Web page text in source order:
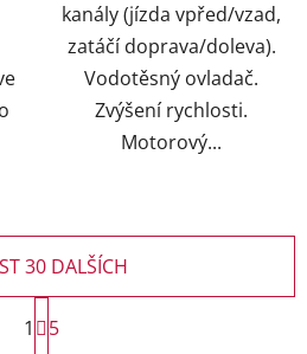
kanály (jízda vpřed/vzad,
zatáčí doprava/doleva).
Vodotěsný ovladač.
Zvýšení rychlosti.
Motorový...
30 DALŠÍCH
S
t
1
5